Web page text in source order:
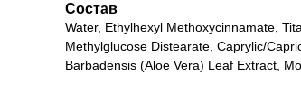
Состав
Water, Ethylhexyl Methoxycinnamate,
Methylglucose Distearate, Caprylic/
Barbadensis (Aloe Vera) Leaf Extract,